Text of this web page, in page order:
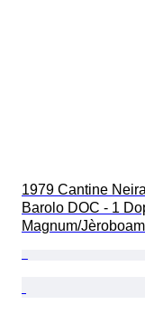
1979 Cantine
Barolo DOC - 1
Magnum/